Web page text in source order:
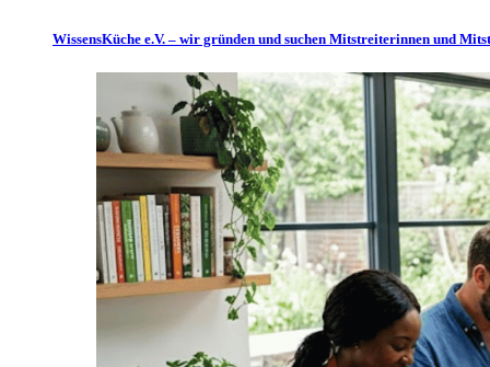
WissensKüche e.V. – wir gründen und suchen Mitstreiterinnen und